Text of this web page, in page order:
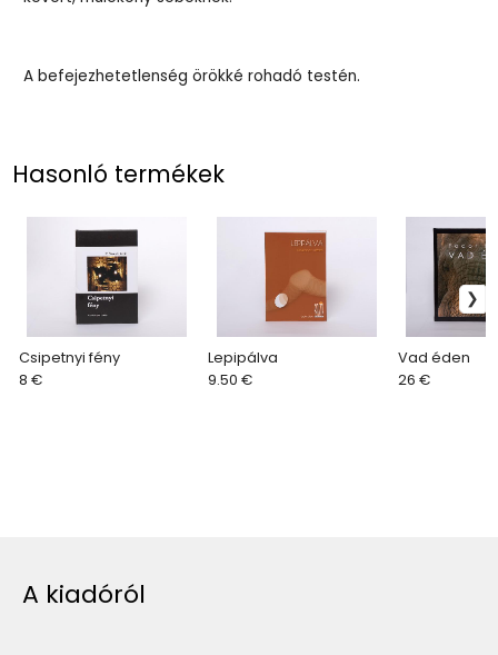
A befejezhetetlenség örökké rohadó testén.
Hasonló termékek
Csipetnyi fény
8 €
Lepipálva
9.50 €
Vad éden
26 €
A kiadóról